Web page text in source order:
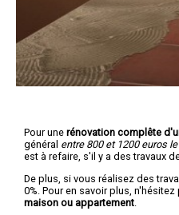
Pour une rénovation complête
général entre 800 et 1200 euros le
est à refaire, s'il y a des travaux
De plus, si vous réalisez des
0%. Pour en savoir plus,
maison ou appartement